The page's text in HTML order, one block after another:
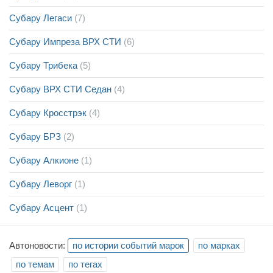
Субару Легаси (7)
Субару Импреза ВРХ СТИ (6)
Субару Трибека (5)
Субару ВРХ СТИ Седан (4)
Субару Кросстрэк (4)
Субару БРЗ (2)
Субару Алкионе (1)
Субару Леворг (1)
Субару Асцент (1)
Автоновости: по истории событий марок
по марках
по темам
по тегах